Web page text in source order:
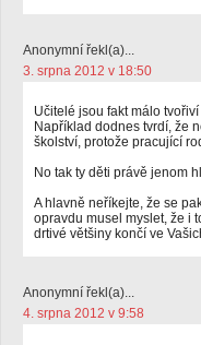
Anonymní řekl(a)...
3. srpna 2012 v 18:50
Učitelé jsou fakt málo
Například dodnes tvrdí, že
školství, protože pracující
No tak ty děti právě jenom
A hlavně neříkejte, že se
opravdu musel myslet, že i
drtivé většiny končí ve
Anonymní řekl(a)...
4. srpna 2012 v 9:58